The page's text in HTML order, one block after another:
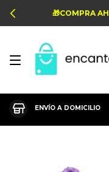
🎁COMPRA
ENVÍO A DOMICILIO